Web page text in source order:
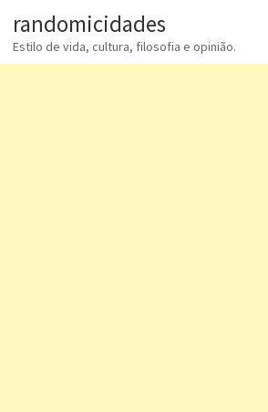
randomicidades
Estilo de vida, cultura, filosofia e opinião.